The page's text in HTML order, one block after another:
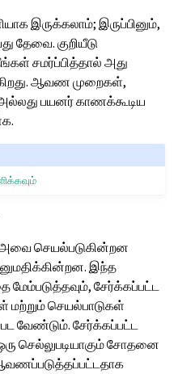
இருக்கலாம்; இருப்பினும்,
தேவை. குறியீடு
சமர்ப்பித்தால் அது
ஆவண முறைகள்,
பயனர் காணக்கூடிய
செயல்படுகின்றன
இந்த
மேம்படுத்தவும், சேர்க்கப்பட்ட
மற்றும் செயல்பாடுகள்
வேண்டும். சேர்க்கப்பட்ட
செல்லுபடியாகும் சோதனை